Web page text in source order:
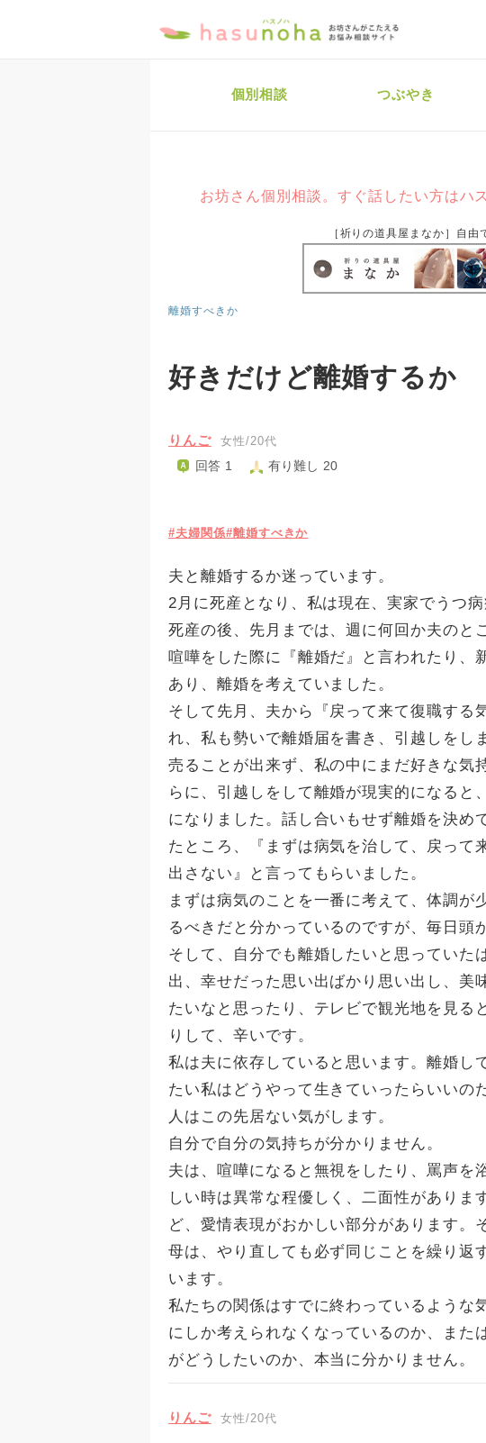
個別相談 つぶやき
お坊さん個別相談。すぐ話したい方はハ
［祈りの道具屋まなか］自
離婚すべきか
好きだけど離婚するか
りんご 女性/20代
回答 1 有り難し 20
#夫婦関係#離婚すべきか
夫と離婚するか迷っています。
2月に死産となり、私は現在、実家でうつ病
死産の後、先月までは、週に何回か夫のと
喧嘩をした際に『離婚だ』と言われたり、
あり、離婚を考えていました。
そして先月、夫から『戻って来て復職する
れ、私も勢いで離婚届を書き、引越しをし
売ることが出来ず、私の中にまだ好きな気
らに、引越しをして離婚が現実的になると
になりました。話し合いもせず離婚を決め
たところ、『まずは病気を治して、戻って
出さない』と言ってもらいました。
まずは病気のことを一番に考えて、体調が
るべきだと分かっているのですが、毎日頭
そして、自分でも離婚したいと思っていた
出、幸せだった思い出ばかり思い出し、美
たいなと思ったり、テレビで観光地を見る
りして、辛いです。
私は夫に依存していると思います。離婚し
たい私はどうやって生きていったらいいの
人はこの先居ない気がします。
自分で自分の気持ちが分かりません。
夫は、喧嘩になると無視をしたり、罵声を
しい時は異常な程優しく、二面性がありま
ど、愛情表現がおかしい部分があります。
母は、やり直しても必ず同じことを繰り返
います。
私たちの関係はすでに終わっているような
にしか考えられなくなっているのか、また
がどうしたいのか、本当に分かりません。
りんご 女性/20代